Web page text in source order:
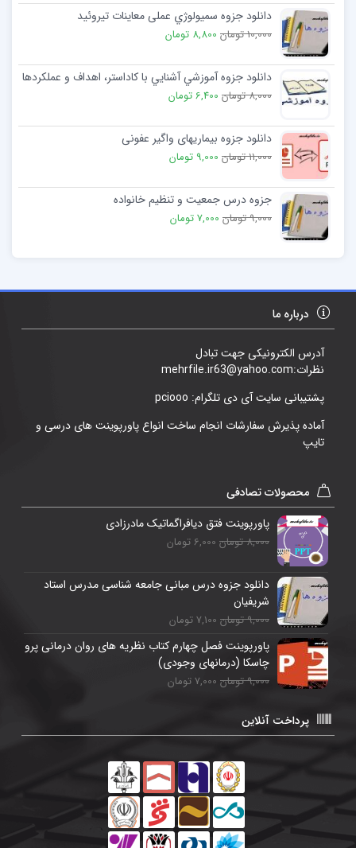
دانلود جزوه سمیولوژي عملی معاینات تیروئید
10,000 تومان 8,800 تومان
دانلود جزوه آموزشي آشنايي با كاداستر، اهداف و عملكردها
8,000 تومان 6,400 تومان
دانلود جزوه بیماریهای واگیر عفونی
11,000 تومان 9,000 تومان
جزوه درس جمعیت و تنظیم خانواده
9,000 تومان 7,000 تومان
درباره ما
آدرس الکترونیکی جهت تبادل
نظرات:mehrfile.ir63@yahoo.com
پشتیبانی سایت آی دی تلگرام: pciooo
آماده پذیرش سفارشات انجام ساخت انواع پاورپوینت های درسی و
تایپ
محصولات تصادفی
پاورپوینت فتق دیافراگماتیک مادرزادی
8,000 تومان 6,000 تومان
دانلود جزوه درس مبانی جامعه شناسی مدرس استاد
شریفیان
9,000 تومان 7,100 تومان
پاورپوینت فصل چهارم کتاب نظریه های روان درمانی پرو
چاسکا (درمانهای وجودی)
9,000 تومان 7,000 تومان
پرداخت آنلاین